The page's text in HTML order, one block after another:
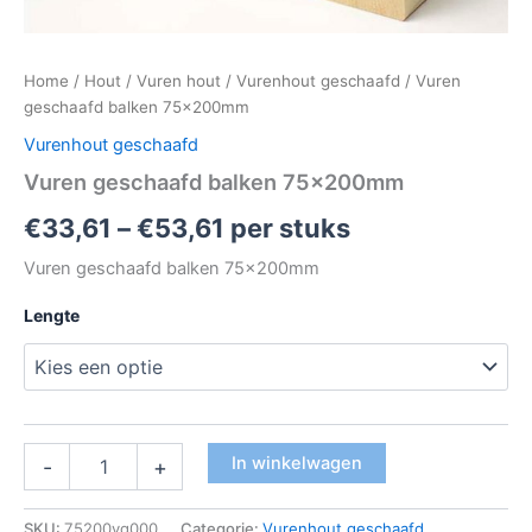
Home / Hout / Vuren hout / Vurenhout geschaafd / Vuren
geschaafd balken 75x200mm
Vurenhout geschaafd
Vuren geschaafd balken 75x200mm
€33,61 –€53,61 per stuks
Vuren geschaafd balken 75x200mm
Lengte
- + In winkelwagen